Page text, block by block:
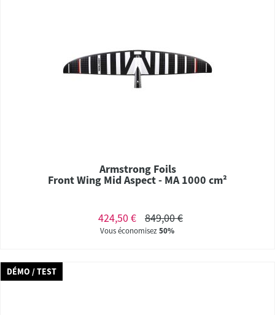
Armstrong Foils
Front Wing Mid Aspect - MA 1000 cm²
424,50 € 849,00 €
Vous économisez50%
DÉMO / TEST